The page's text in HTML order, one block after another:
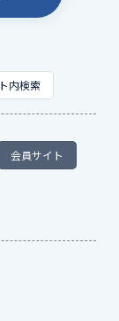
内検索
会員サイト